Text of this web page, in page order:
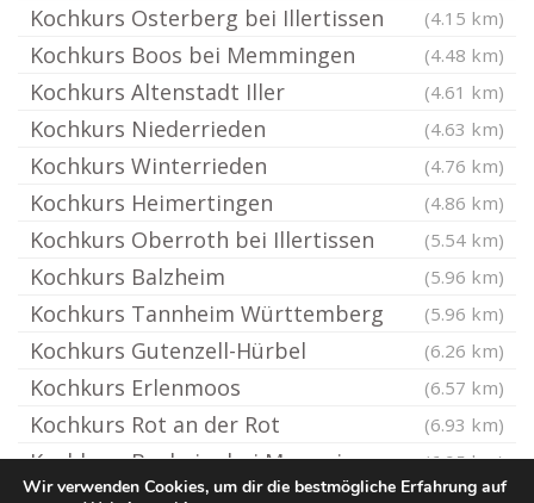
Kochkurs Osterberg bei Illertissen (4.15 km)
Kochkurs Boos bei Memmingen (4.48 km)
Kochkurs Altenstadt Iller (4.61 km)
Kochkurs Niederrieden (4.63 km)
Kochkurs Winterrieden (4.76 km)
Kochkurs Heimertingen (4.86 km)
Kochkurs Oberroth bei Illertissen (5.54 km)
Kochkurs Balzheim (5.96 km)
Kochkurs Tannheim Württemberg (5.96 km)
Kochkurs Gutenzell-Hürbel (6.26 km)
Kochkurs Erlenmoos (6.57 km)
Kochkurs Rot an der Rot (6.93 km)
Kochkurs Buxheim bei Memmingen (6.95 km)
Wir verwenden Cookies, um dir die bestmögliche Erfahrung auf